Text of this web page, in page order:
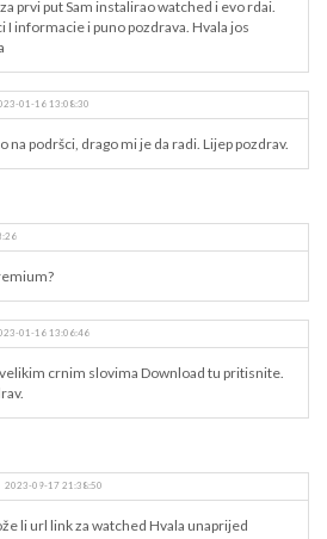
prvi put Sam instalirao watched i evo rdai.
I informacie i puno pozdrava. Hvala jos
01-16 13:08:30
na podršci, drago mi je da radi. Lijep pozdrav.
01-16 13:06:46
crnim slovima Download tu pritisnite.
2023-09-17 21:38:50
li url link za watched Hvala unaprijed